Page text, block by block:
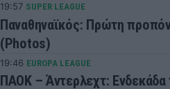
19:57 SUPER LEAGUE
Παναθηναϊκός: Πρώτη
(Photos)
19:46 EUROPA LEAGUE
ΠΑΟΚ – Άντερλεχτ: Ενδεκάδα